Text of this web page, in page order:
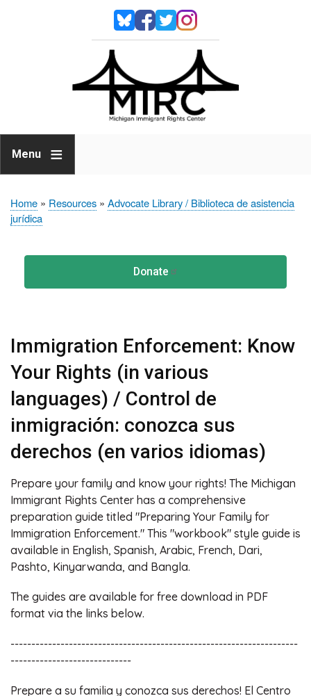
Skip to main content
ImageImageImageImage
Menu
Breadcrumb
Home Resources
Advocate Library / Biblioteca de asistencia
jurídica
Immigration Enforcement: Know
Your Rights (in various
languages) / Control de
inmigración: conozca sus
derechos (en varios idiomas)
Prepare your family and know your rights! The Michigan
Immigrant Rights Center has a comprehensive
preparation guide titled "Preparing Your Family for
Immigration Enforcement." This "workbook" style guide is
available in English, Spanish, Arabic, French, Dari,
Pashto, Kinyarwanda, and Bangla.
The guides are available for free download in PDF
format via the links below.
---------------------------------------------------------------------
-----------------------------
Prepare a su familia y conozca sus derechos! El Centro
Donate